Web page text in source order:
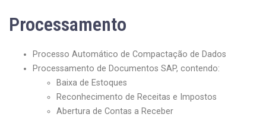
Processamento
Processo Automático de Compactação de Dados
Processamento de Documentos SAP, contendo:
Baixa de Estoques
Reconhecimento de Receitas e Impostos
Abertura de Contas a Receber